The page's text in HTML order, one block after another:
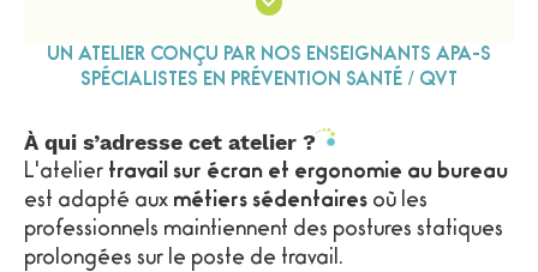
UN ATELIER CONÇU PAR NOS ENSEIGNANTS APA-S
SPÉCIALISTES EN PRÉVENTION SANTÉ / QVT
À qui s’adresse cet atelier ?
L'atelier travail sur écran et ergonomie au bureau
est adapté aux métiers sédentaires où les
professionnels maintiennent des postures statiques
prolongées sur le poste de travail.